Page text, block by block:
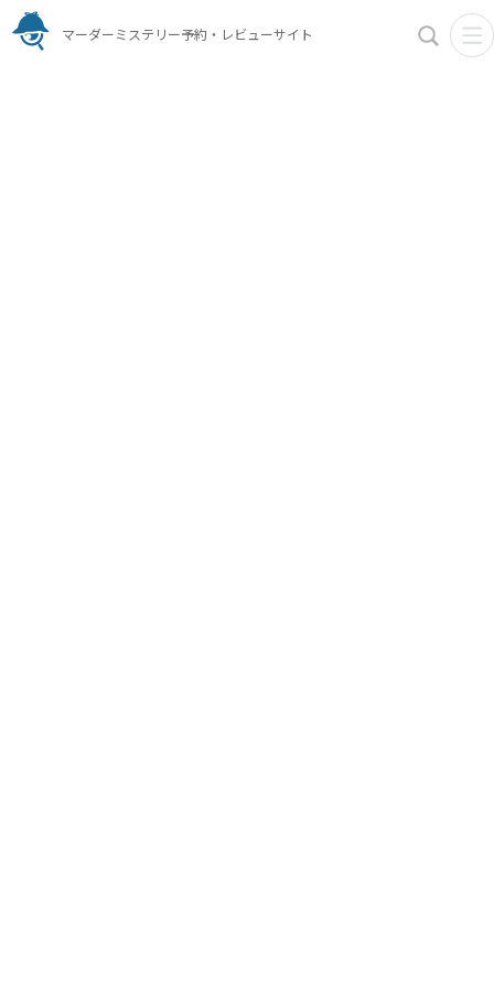
マーダーミステリー予約・レビューサイト